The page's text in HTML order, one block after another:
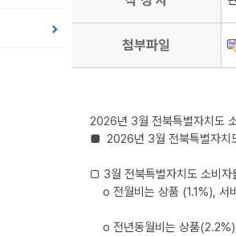
첨부파일
2026년 3월 전북특별자치도
■  2026년 3월 전북특별자치
□ 3월 전북특별자치도 소비
o 전월비는 상품 (1.1%),
o 전년동월비는 상품